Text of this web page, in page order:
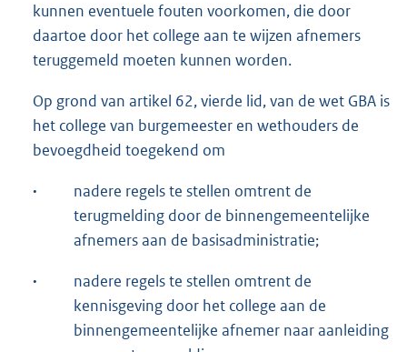
kunnen eventuele fouten voorkomen, die door
daartoe door het college aan te wijzen afnemers
teruggemeld moeten kunnen worden.
Op grond van artikel 62, vierde lid, van de wet GBA is
het college van burgemeester en wethouders de
bevoegdheid toegekend om
·
nadere regels te stellen omtrent de
terugmelding door de binnengemeentelijke
afnemers aan de basisadministratie;
·
nadere regels te stellen omtrent de
kennisgeving door het college aan de
binnengemeentelijke afnemer naar aanleiding